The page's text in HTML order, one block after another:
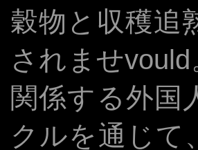
穀物と収穫追
されませ
関係する外国
クルを通じて